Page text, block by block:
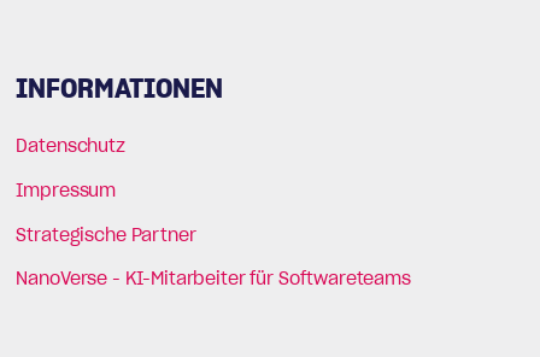
INFORMATIONEN
Datenschutz
Impressum
Strategische Partner
NanoVerse - KI-Mitarbeiter für Softwareteams